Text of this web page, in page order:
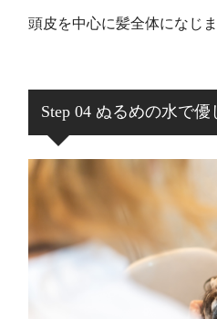
頭皮を中心に髪全体になじ
Step 04 ぬるめの水で優